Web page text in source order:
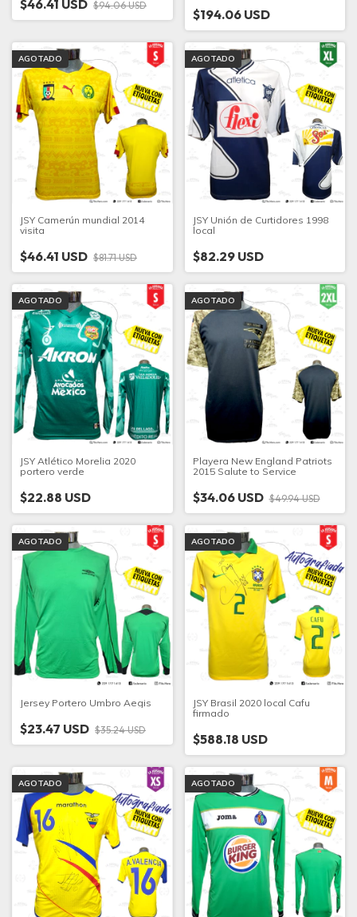
$46.41 USD $94.06 USD
$194.06 USD
AGOTADO
JSY Camerún mundial 2014
visita
$46.41 USD $81.71 USD
AGOTADO
JSY Unión de Curtidores 1998
local
$82.29 USD
AGOTADO
JSY Atlético Morelia 2020
portero verde
$22.88 USD
AGOTADO
Playera New England Patriots
2015 Salute to Service
$34.06 USD $49.94 USD
AGOTADO
Jersey Portero Umbro Aegis
$23.47 USD $35.24 USD
AGOTADO
JSY Brasil 2020 local Cafu
firmado
$588.18 USD
AGOTADO AGOTADO